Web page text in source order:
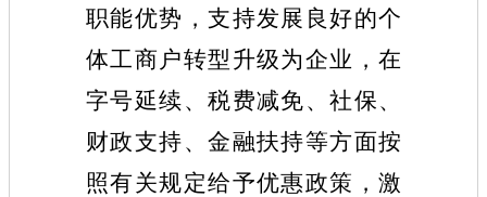
职能优势，支持发展良好的个
体工商户转型升级为企业，在
字号延续、税费减免、社保、
财政支持、金融扶持等方面按
照有关规定给予优惠政策，激